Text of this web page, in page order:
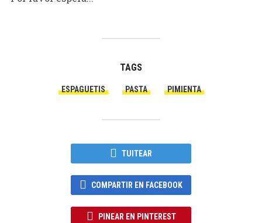
TAGS
ESPAGUETIS PASTA PIMIENTA
TUITEAR
COMPARTIR EN FACEBOOK
PINEAR EN PINTEREST